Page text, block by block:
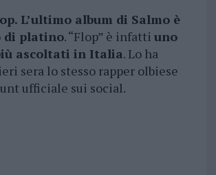
L’ultimo album di Salmo è
di platino. “Flop” è infatti uno
ascoltati in Italia. Lo ha
sera lo stesso rapper olbiese
ufficiale sui social.